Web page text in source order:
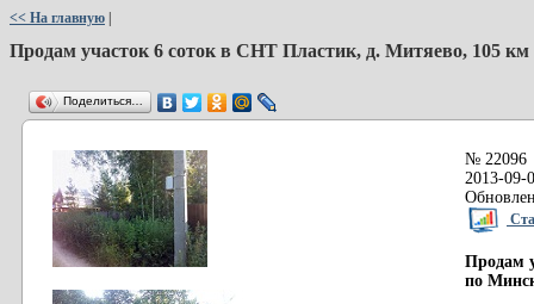
<< На главную
Продам участок 6 соток в СНТ Пластик, д. Митяево, 105
Поделиться…
№ 22096
2013-09-
Продам
по